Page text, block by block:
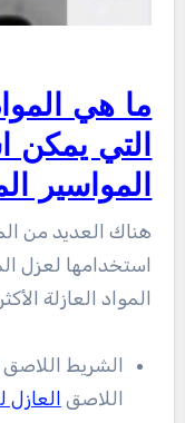
ما هي
التي يمكن
المواسير
هناك العديد من
استخدامها لعزل
المواد العازلة
الشريط
اللاصق العازل